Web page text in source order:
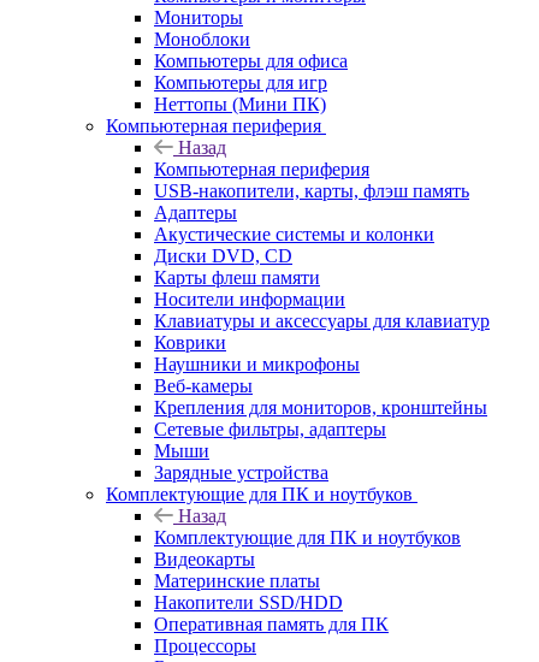
Мониторы
Моноблоки
Компьютеры для офиса
Компьютеры для игр
Неттопы (Мини ПК)
Компьютерная периферия
Назад
Компьютерная периферия
USB-накопители, карты, флэш память
Адаптеры
Акустические системы и колонки
Диски DVD, CD
Карты флеш памяти
Носители информации
Клавиатуры и аксессуары для клавиатур
Коврики
Наушники и микрофоны
Веб-камеры
Крепления для мониторов, кронштейны
Сетевые фильтры, адаптеры
Мыши
Зарядные устройства
Комплектующие для ПК и ноутбуков
Назад
Комплектующие для ПК и ноутбуков
Видеокарты
Материнские платы
Накопители SSD/HDD
Оперативная память для ПК
Процессоры